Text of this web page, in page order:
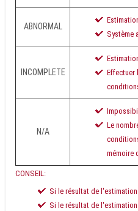
ABNORMAL
Système
INCOMPLETE
Effectuer
N/A
Le
mémoire
CONSEIL:
Si le résultat de
Si le résultat de l'estimation